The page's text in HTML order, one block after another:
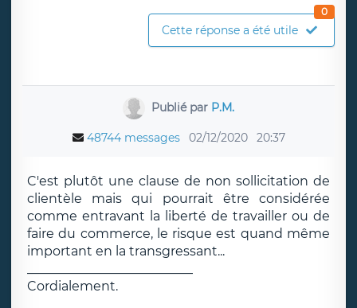
Cette réponse a été utile
0
Publié par P.M.
48744 messages 02/12/2020 20:37
C'est plutôt une clause de non sollicitation de
clientèle mais qui pourrait être considérée
comme entravant la liberté de travailler ou de
faire du commerce, le risque est quand même
important en la transgressant...
Cordialement.